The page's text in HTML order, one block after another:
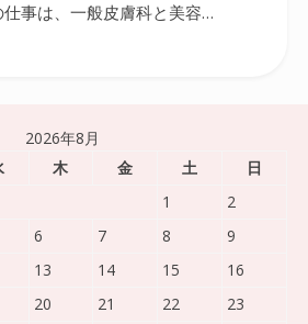
事は、一般皮膚科と美容…
2026年8月
木 金 土
日
1
2
6 7 8
9
13 14 15
16
20 21 22
23